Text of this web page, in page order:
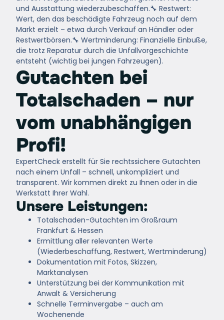
und Ausstattung wiederzubeschaffen.🔧Restwert:
Wert, den das beschädigte Fahrzeug noch auf dem
Markt erzielt – etwa durch Verkauf an Händler oder
Restwertbörsen.🔧Wertminderung: Finanzielle Einbuße,
die trotz Reparatur durch die Unfallvorgeschichte
entsteht (wichtig bei jungen Fahrzeugen).
Gutachten bei
Totalschaden – nur
vom unabhängigen
Profi!
ExpertCheck erstellt für Sie rechtssichere Gutachten
nach einem Unfall – schnell, unkompliziert und
transparent. Wir kommen direkt zu Ihnen oder in die
Werkstatt Ihrer Wahl.
Unsere Leistungen:
Totalschaden-Gutachten im Großraum
Frankfurt & Hessen
Ermittlung aller relevanten Werte
(Wiederbeschaffung, Restwert, Wertminderung)
Dokumentation mit Fotos, Skizzen,
Marktanalysen
Unterstützung bei der Kommunikation mit
Anwalt & Versicherung
Schnelle Terminvergabe – auch am
Wochenende